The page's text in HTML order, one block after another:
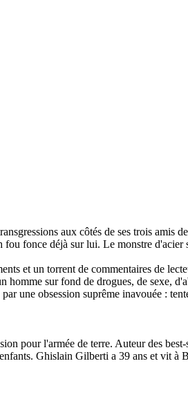
aux côtés de ses trois amis
fonce déjà sur lui. Le monstre d'acier
et un torrent de commentaires de
sur fond de drogues, de sexe,
une obsession suprême inavouée :
pour l'armée de terre. Auteur des
Ghislain Gilberti a 39 ans et vit à